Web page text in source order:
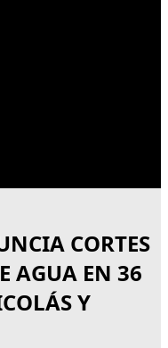
CORTES
AGUA EN 36
Y